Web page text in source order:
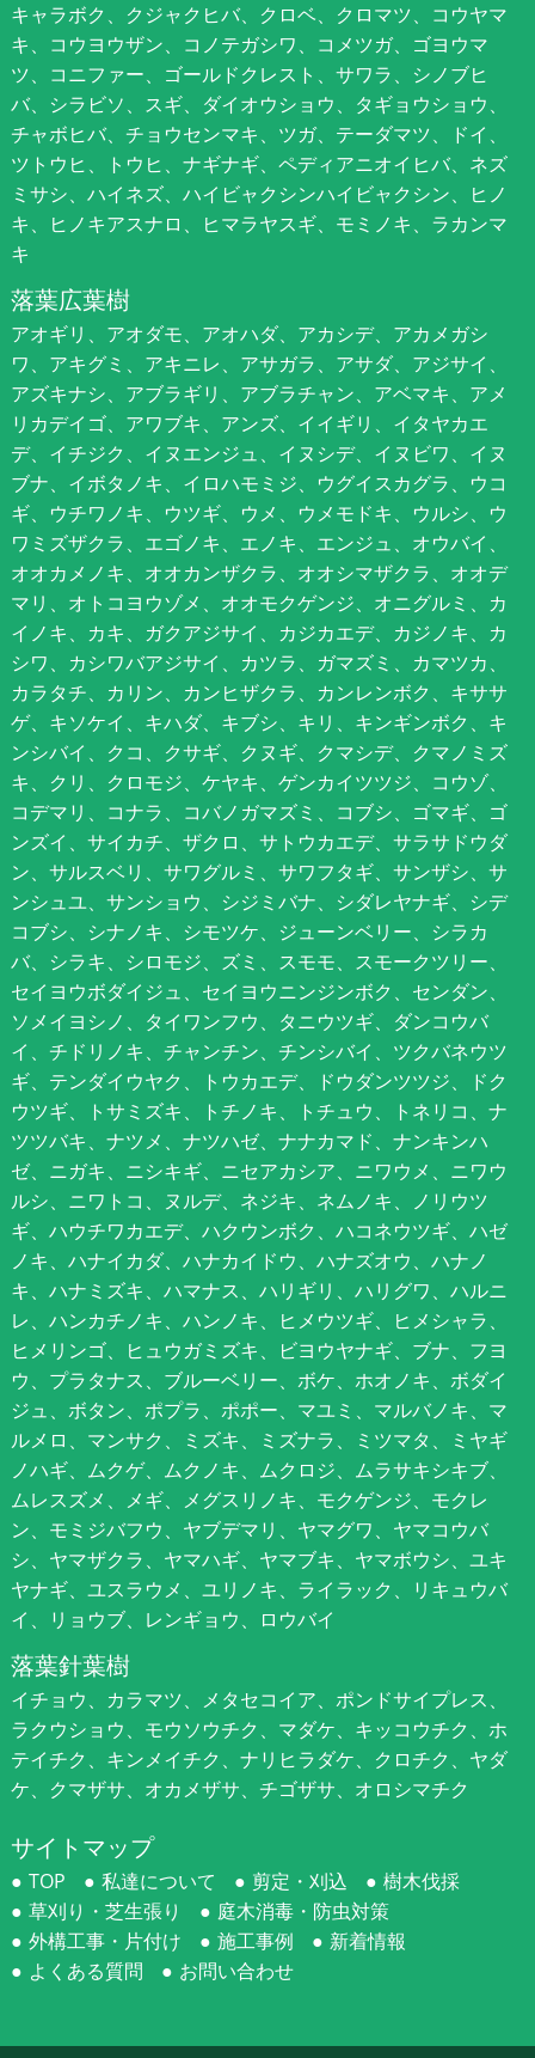
キャラボク、クジャクヒバ、クロベ、クロマツ、コウヤマ
キ、コウヨウザン、コノテガシワ、コメツガ、ゴヨウマ
ツ、コニファー、ゴールドクレスト、サワラ、シノブヒ
バ、シラビソ、スギ、ダイオウショウ、タギョウショウ、
チャボヒバ、チョウセンマキ、ツガ、テーダマツ、ドイ、
ツトウヒ、トウヒ、ナギナギ、ペディアニオイヒバ、ネズ
ミサシ、ハイネズ、ハイビャクシンハイビャクシン、ヒノ
キ、ヒノキアスナロ、ヒマラヤスギ、モミノキ、ラカンマ
キ
落葉広葉樹
アオギリ、アオダモ、アオハダ、アカシデ、アカメガシ
ワ、アキグミ、アキニレ、アサガラ、アサダ、アジサイ、
アズキナシ、アブラギリ、アブラチャン、アベマキ、アメ
リカデイゴ、アワブキ、アンズ、イイギリ、イタヤカエ
デ、イチジク、イヌエンジュ、イヌシデ、イヌビワ、イヌ
ブナ、イボタノキ、イロハモミジ、ウグイスカグラ、ウコ
ギ、ウチワノキ、ウツギ、ウメ、ウメモドキ、ウルシ、ウ
ワミズザクラ、エゴノキ、エノキ、エンジュ、オウバイ、
オオカメノキ、オオカンザクラ、オオシマザクラ、オオデ
マリ、オトコヨウゾメ、オオモクゲンジ、オニグルミ、カ
イノキ、カキ、ガクアジサイ、カジカエデ、カジノキ、カ
シワ、カシワバアジサイ、カツラ、ガマズミ、カマツカ、
カラタチ、カリン、カンヒザクラ、カンレンボク、キササ
ゲ、キソケイ、キハダ、キブシ、キリ、キンギンボク、キ
ンシバイ、クコ、クサギ、クヌギ、クマシデ、クマノミズ
キ、クリ、クロモジ、ケヤキ、ゲンカイツツジ、コウゾ、
コデマリ、コナラ、コバノガマズミ、コブシ、ゴマギ、ゴ
ンズイ、サイカチ、ザクロ、サトウカエデ、サラサドウダ
ン、サルスベリ、サワグルミ、サワフタギ、サンザシ、サ
ンシュユ、サンショウ、シジミバナ、シダレヤナギ、シデ
コブシ、シナノキ、シモツケ、ジューンベリー、シラカ
バ、シラキ、シロモジ、ズミ、スモモ、スモークツリー、
セイヨウボダイジュ、セイヨウニンジンボク、センダン、
ソメイヨシノ、タイワンフウ、タニウツギ、ダンコウバ
イ、チドリノキ、チャンチン、チンシバイ、ツクバネウツ
ギ、テンダイウヤク、トウカエデ、ドウダンツツジ、ドク
ウツギ、トサミズキ、トチノキ、トチュウ、トネリコ、ナ
ツツバキ、ナツメ、ナツハゼ、ナナカマド、ナンキンハ
ゼ、ニガキ、ニシキギ、ニセアカシア、ニワウメ、ニワウ
ルシ、ニワトコ、ヌルデ、ネジキ、ネムノキ、ノリウツ
ギ、ハウチワカエデ、ハクウンボク、ハコネウツギ、ハゼ
ノキ、ハナイカダ、ハナカイドウ、ハナズオウ、ハナノ
キ、ハナミズキ、ハマナス、ハリギリ、ハリグワ、ハルニ
レ、ハンカチノキ、ハンノキ、ヒメウツギ、ヒメシャラ、
ヒメリンゴ、ヒュウガミズキ、ビヨウヤナギ、ブナ、フヨ
ウ、プラタナス、ブルーベリー、ボケ、ホオノキ、ボダイ
ジュ、ボタン、ポプラ、ポポー、マユミ、マルバノキ、マ
ルメロ、マンサク、ミズキ、ミズナラ、ミツマタ、ミヤギ
ノハギ、ムクゲ、ムクノキ、ムクロジ、ムラサキシキブ、
ムレスズメ、メギ、メグスリノキ、モクゲンジ、モクレ
ン、モミジバフウ、ヤブデマリ、ヤマグワ、ヤマコウバ
シ、ヤマザクラ、ヤマハギ、ヤマブキ、ヤマボウシ、ユキ
ヤナギ、ユスラウメ、ユリノキ、ライラック、リキュウバ
イ、リョウブ、レンギョウ、ロウバイ
落葉針葉樹
イチョウ、カラマツ、メタセコイア、ポンドサイプレス、
ラクウショウ、モウソウチク、マダケ、キッコウチク、ホ
テイチク、キンメイチク、ナリヒラダケ、クロチク、ヤダ
ケ、クマザサ、オカメザサ、チゴザサ、オロシマチク
サイトマップ
TOP 私達について 剪定・刈込
樹木伐採
草刈り・芝生張り
庭木消毒・防虫対策
外構工事・片付け
施工事例
新着情報
よくある質問
お問い合わせ